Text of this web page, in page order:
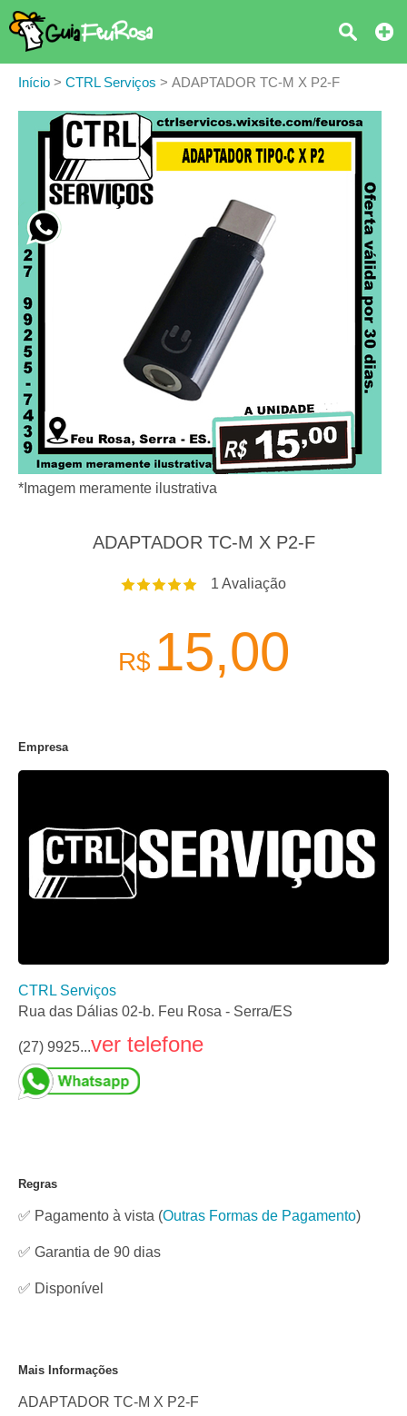
Início > CTRL Serviços > ADAPTADOR TC-M X P2-F
*Imagem meramente ilustrativa
ADAPTADOR TC-M X P2-F
1 Avaliação
R$ 15,00
Empresa
CTRL Serviços
Rua das Dálias 02-b. Feu Rosa - Serra/ES
(27) 9925...ver telefone
Regras
✅ Pagamento à vista (Outras Formas de Pagamento)
✅ Garantia de 90 dias
✅ Disponível
Mais Informações
ADAPTADOR TC-M X P2-F